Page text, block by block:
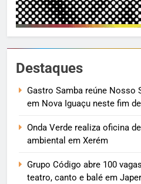
Destaques
Gastro Samba reúne Nosso
em Nova Iguaçu neste fim
Onda Verde realiza oficina
ambiental em Xerém
Grupo Código abre 100
teatro, canto e balé em